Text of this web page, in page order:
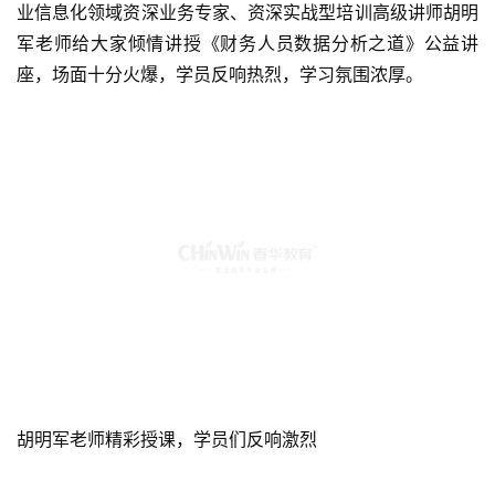
业信息化领域资深业务专家、资深实战型培训高级讲师胡明
军老师给大家倾情讲授《财务人员数据分析之道》公益讲
座，场面十分火爆，学员反响热烈，学习氛围浓厚。
胡明军老师精彩授课，学员们反响激烈